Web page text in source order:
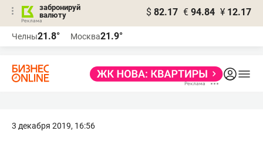
забронируй
валюту
$ 82.17 € 94.84 ¥ 12.17
Челны21.8° Москва21.9°
3 декабря 2019, 16:56